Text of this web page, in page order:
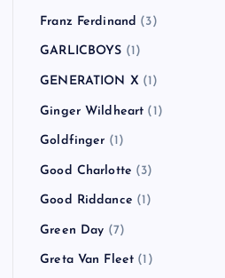
Franz Ferdinand (3)
GARLICBOYS (1)
GENERATION X (1)
Ginger Wildheart (1)
Goldfinger (1)
Good Charlotte (3)
Good Riddance (1)
Green Day (7)
Greta Van Fleet (1)